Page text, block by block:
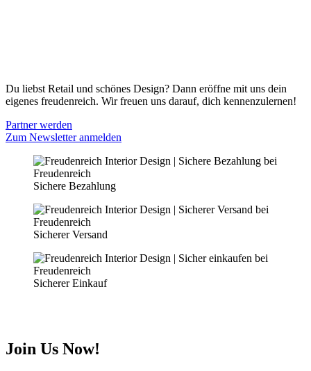
Du liebst Retail und schönes Design? Dann eröffne mit uns dein
eigenes freudenreich. Wir freuen uns darauf, dich kennenzulernen!
Partner werden
Zum Newsletter anmelden
Sichere Bezahlung
Sicherer Versand
Sicherer Einkauf
Join Us Now!